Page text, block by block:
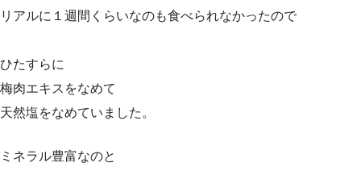
リアルに１週間くらいなのも食べられなかったので
ひたすらに
梅肉エキスをなめて
天然塩をなめていました。
ミネラル豊富なのと